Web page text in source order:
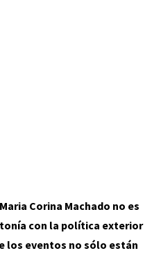
Corina Machado no es
con la política exterior
los eventos no sólo están